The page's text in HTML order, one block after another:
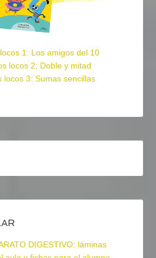
1: Los amigos del 10
locos 2: Doble y mitad
locos 3: Sumas sencillas
DIGESTIVO: láminas